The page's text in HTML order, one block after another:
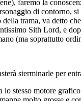
faremo la
di contorno,
trama, va detto
Sith Lord, e
(ma soprattutto
sterminarle per
stesso motore